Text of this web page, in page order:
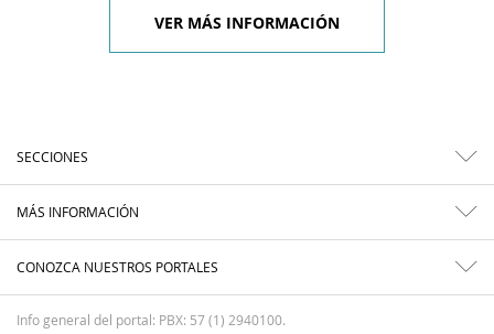
VER MÁS INFORMACIÓN
SECCIONES
MÁS INFORMACIÓN
CONOZCA NUESTROS PORTALES
Info general del portal: PBX: 57 (1) 2940100.